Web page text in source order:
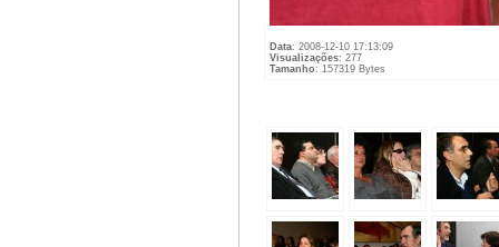
Data: 2008-12-10 17:13:09
Visualizações: 277
Tamanho: 157319 Bytes